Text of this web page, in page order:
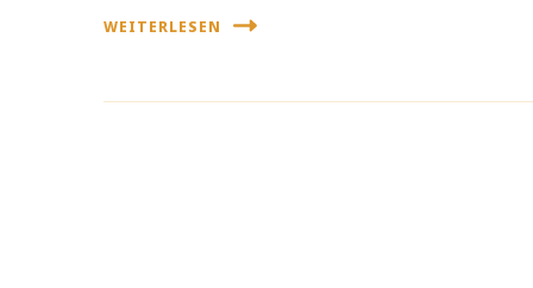
WEITERLESEN